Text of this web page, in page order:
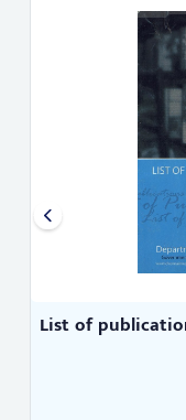
A descriptive